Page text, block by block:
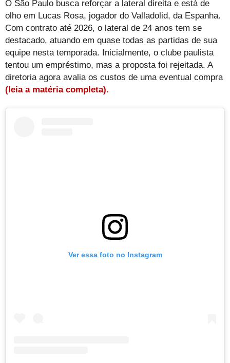
O São Paulo busca reforçar a lateral direita e está de
olho em Lucas Rosa, jogador do Valladolid, da Espanha.
Com contrato até 2026, o lateral de 24 anos tem se
destacado, atuando em quase todas as partidas de sua
equipe nesta temporada. Inicialmente, o clube paulista
tentou um empréstimo, mas a proposta foi rejeitada. A
diretoria agora avalia os custos de uma eventual compra
(leia a matéria completa).
Ver essa foto no Instagram